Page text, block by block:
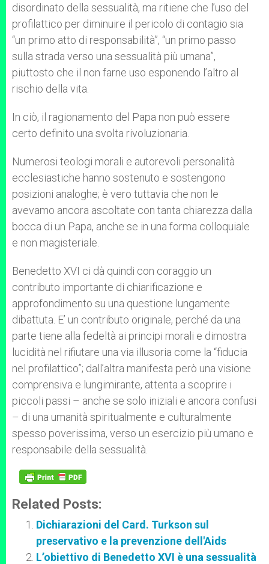
disordinato della sessualità, ma ritiene che l’uso del
profilattico per diminuire il pericolo di contagio sia
“un primo atto di responsabilità”, “un primo passo
sulla strada verso una sessualità più umana”,
piuttosto che il non farne uso esponendo l’altro al
rischio della vita.
In ciò, il ragionamento del Papa non può essere
certo definito una svolta rivoluzionaria.
Numerosi teologi morali e autorevoli personalità
ecclesiastiche hanno sostenuto e sostengono
posizioni analoghe; è vero tuttavia che non le
avevamo ancora ascoltate con tanta chiarezza dalla
bocca di un Papa, anche se in una forma colloquiale
e non magisteriale.
Benedetto XVI ci dà quindi con coraggio un
contributo importante di chiarificazione e
approfondimento su una questione lungamente
dibattuta. E’ un contributo originale, perché da una
parte tiene alla fedeltà ai principi morali e dimostra
lucidità nel rifiutare una via illusoria come la “fiducia
nel profilattico”; dall’altra manifesta però una visione
comprensiva e lungimirante, attenta a scoprire i
piccoli passi – anche se solo iniziali e ancora confusi
– di una umanità spiritualmente e culturalmente
spesso poverissima, verso un esercizio più umano e
responsabile della sessualità.
Related Posts:
Dichiarazioni del Card. Turkson sul
preservativo e la prevenzione dell'Aids
L’obiettivo di Benedetto XVI è una sessualità